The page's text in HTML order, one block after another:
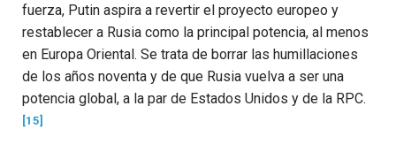
fuerza, Putin aspira a revertir el proyecto europeo y
restablecer a Rusia como la principal potencia, al menos
en Europa Oriental. Se trata de borrar las humillaciones
de los años noventa y de que Rusia vuelva a ser una
potencia global, a la par de Estados Unidos y de la RPC.
[15]